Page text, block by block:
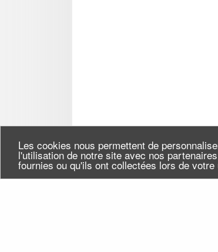
Les cookies nous permettent de
l'utilisation de notre site avec nos
fournies ou qu'ils ont collectées lors de